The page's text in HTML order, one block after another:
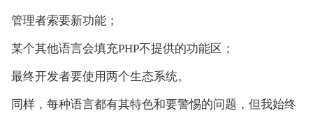
管理者索要新功能；
某个其他语言会填充PHP不提供的功能区；
最终开发者要使用两个生态系统。
同样，每种语言都有其特色和要警惕的问题，但我始终